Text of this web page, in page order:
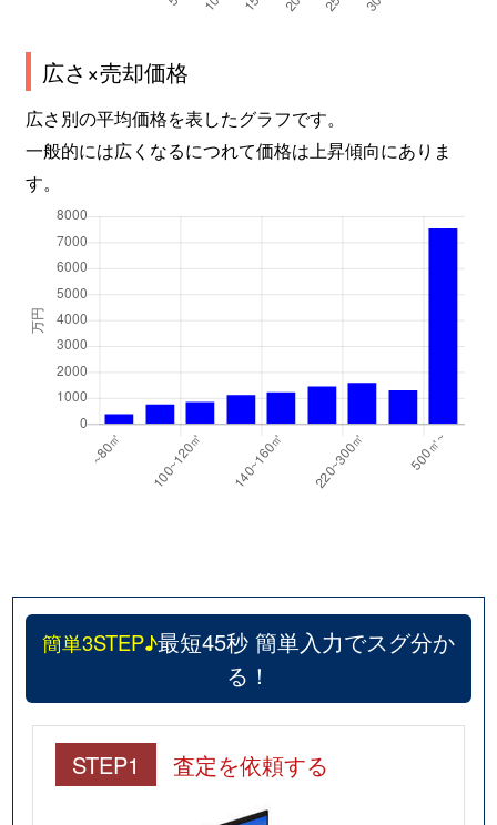
広さ×売却価格
広さ別の平均価格を表したグラフです。
一般的には広くなるにつれて価格は上昇傾向にありま
す。
簡単3STEP♪最短45秒 簡単入力でスグ分か
る！
STEP1 査定を依頼する